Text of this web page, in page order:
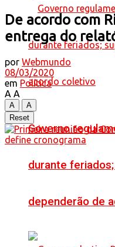
Governo
durante
dependerão de
De acordo com
entrega do
por Webmundo
08/03/2020
em Política
A A
A
A
Reset